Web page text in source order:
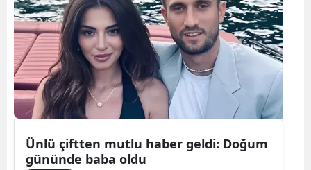
Samsun
Siirt
Sinop
Sivas
Ünlü çiftten mutlu haber geldi: Doğum
gününde baba oldu